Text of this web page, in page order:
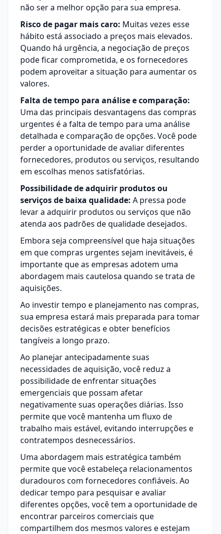
não ser a melhor opção para sua empresa.
Risco de pagar mais caro: Muitas vezes esse
hábito está associado a preços mais elevados.
Quando há urgência, a negociação de preços
pode ficar comprometida, e os fornecedores
podem aproveitar a situação para aumentar os
valores.
Falta de tempo para análise e comparação:
Uma das principais desvantagens das compras
urgentes é a falta de tempo para uma análise
detalhada e comparação de opções. Você pode
perder a oportunidade de avaliar diferentes
fornecedores, produtos ou serviços, resultando
em escolhas menos satisfatórias.
Possibilidade de adquirir produtos ou
serviços de baixa qualidade: A pressa pode
levar a adquirir produtos ou serviços que não
atenda aos padrões de qualidade desejados.
Embora seja compreensível que haja situações
em que compras urgentes sejam inevitáveis, é
importante que as empresas adotem uma
abordagem mais cautelosa quando se trata de
aquisições.
Ao investir tempo e planejamento nas compras,
sua empresa estará mais preparada para tomar
decisões estratégicas e obter benefícios
tangíveis a longo prazo.
Ao planejar antecipadamente suas
necessidades de aquisição, você reduz a
possibilidade de enfrentar situações
emergenciais que possam afetar
negativamente suas operações diárias. Isso
permite que você mantenha um fluxo de
trabalho mais estável, evitando interrupções e
contratempos desnecessários.
Uma abordagem mais estratégica também
permite que você estabeleça relacionamentos
duradouros com fornecedores confiáveis. Ao
dedicar tempo para pesquisar e avaliar
diferentes opções, você tem a oportunidade de
encontrar parceiros comerciais que
compartilhem dos mesmos valores e estejam